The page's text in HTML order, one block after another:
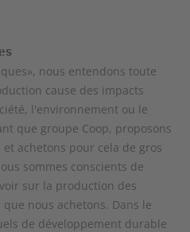
nous entendons toute
cause des impacts
l'environnement ou le
que groupe Coop, proposons
achetons pour cela de gros
sommes conscients de
sur la production des
nous achetons. Dans le
de développement durable